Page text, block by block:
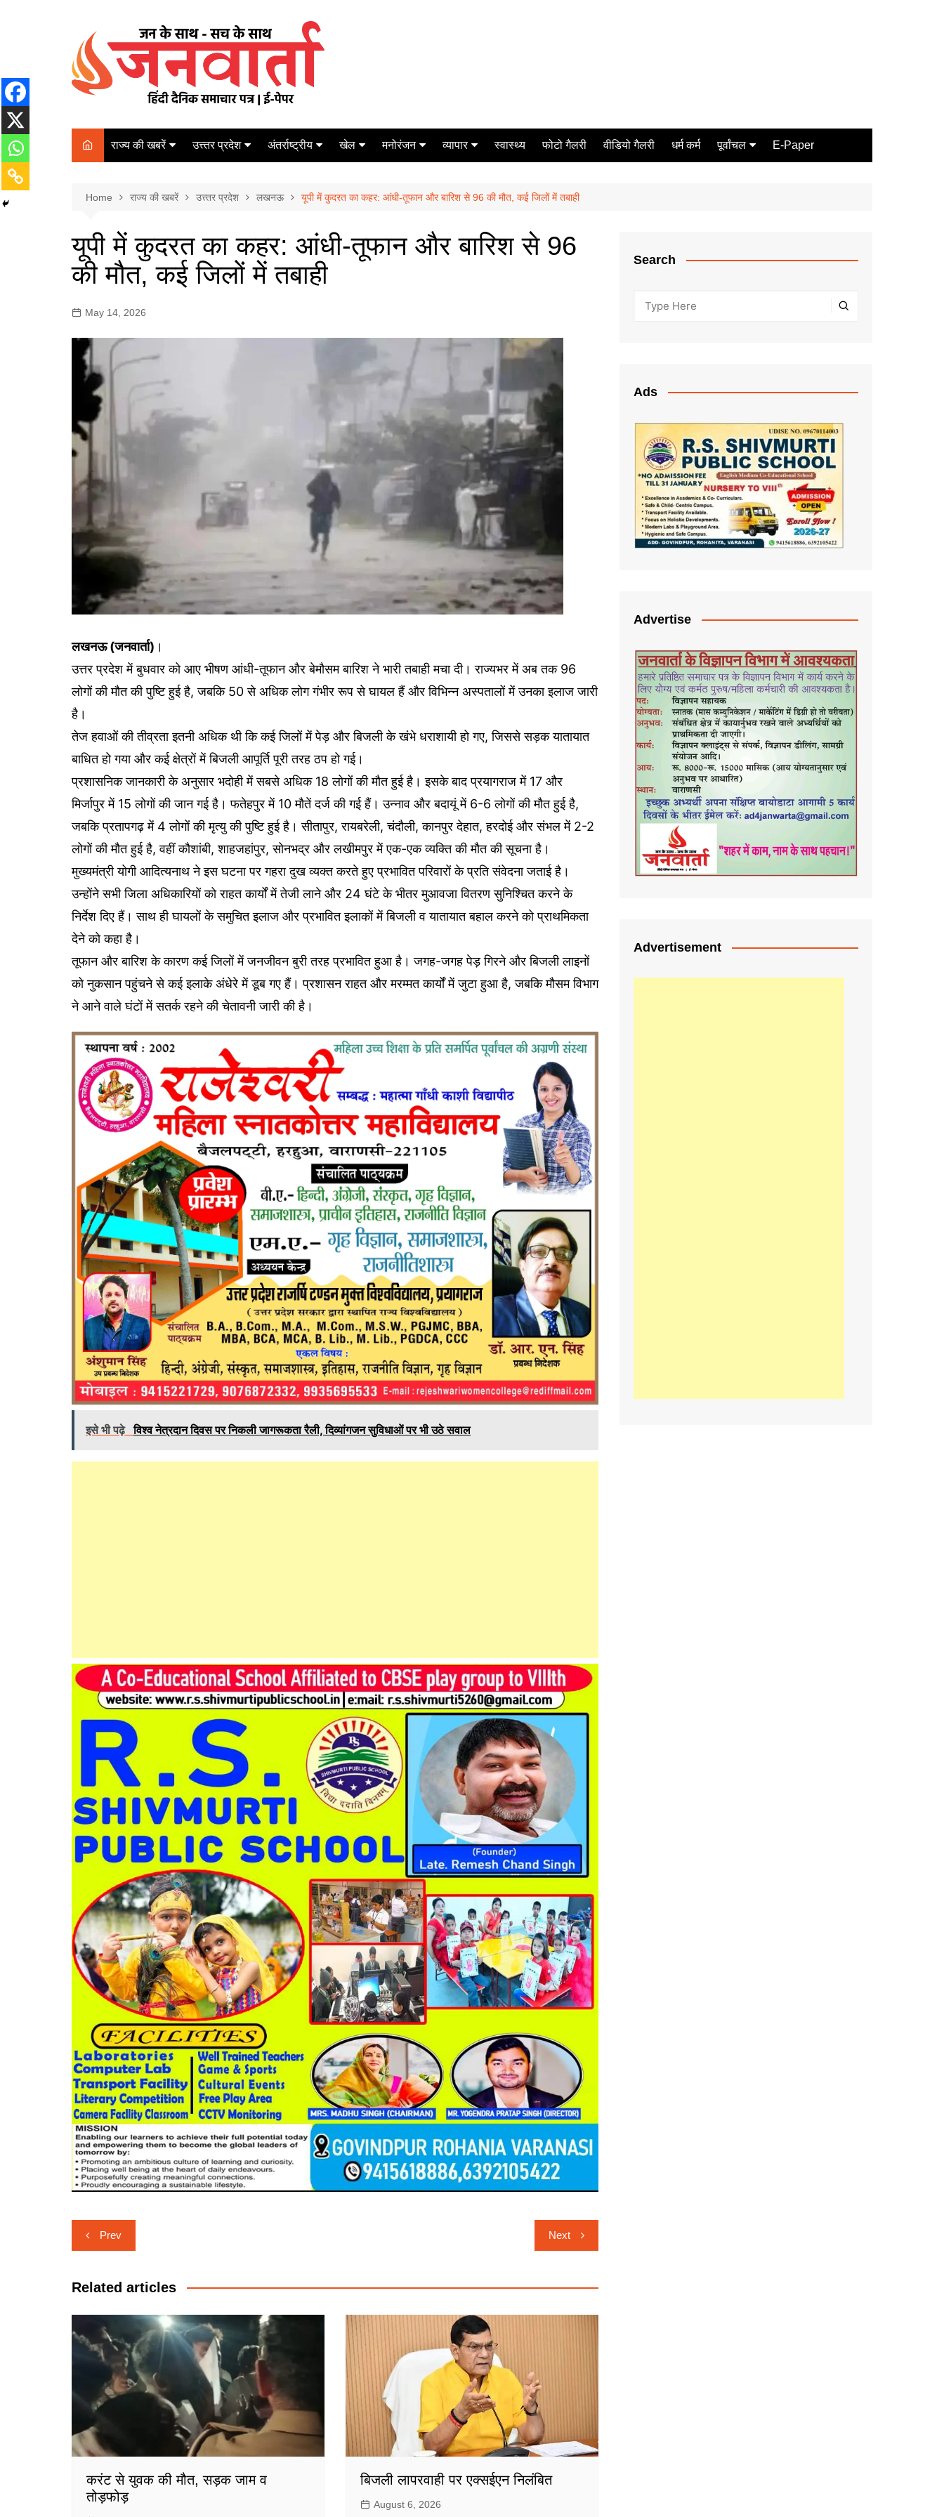
राज्य की खबरें
पटना
कोलकाता
नई दिल्ली
मुम्बई
उत्त्तर प्रदेश
कानपुर
आज़मगढ़
ग़ाज़ीपुर
लखनऊ
अंतर्राष्ट्रीय खेल
टेनिस
मनोरंजन
मिर्च मसाला
व्यापार
ऑटो मोबाइल
स्वास्थ्य फोटो गैलरी वीडियो गैलरी धर्म कर्म पूर्वांचल E-Paper
Home राज्य की खबरें उत्त्तर प्रदेश लखनऊ यूपी में कुदरत का कहर: आंधी-तूफान और बारिश से 96 की मौत, कई जिलों में तबाही
यूपी में कुदरत का कहर: आंधी-तूफान और बारिश से 96
की मौत, कई जिलों में तबाही
May 14, 2026
लखनऊ (जनवार्ता) ।
उत्तर प्रदेश में बुधवार को आए भीषण आंधी-तूफान और बेमौसम बारिश ने भारी तबाही मचा दी। राज्यभर में अब तक 96
लोगों की मौत की पुष्टि हुई है, जबकि 50 से अधिक लोग गंभीर रूप से घायल हैं और विभिन्न अस्पतालों में उनका इलाज जारी
है।
तेज हवाओं की तीव्रता इतनी अधिक थी कि कई जिलों में पेड़ और बिजली के खंभे धराशायी हो गए, जिससे सड़क यातायात
बाधित हो गया और कई क्षेत्रों में बिजली आपूर्ति पूरी तरह ठप हो गई।
प्रशासनिक जानकारी के अनुसार भदोही में सबसे अधिक 18 लोगों की मौत हुई है। इसके बाद प्रयागराज में 17 और
मिर्जापुर में 15 लोगों की जान गई है। फतेहपुर में 10 मौतें दर्ज की गई हैं। उन्नाव और बदायूं में 6-6 लोगों की मौत हुई है,
जबकि प्रतापगढ़ में 4 लोगों की मृत्यु की पुष्टि हुई है। सीतापुर, रायबरेली, चंदौली, कानपुर देहात, हरदोई और संभल में 2-2
लोगों की मौत हुई है, वहीं कौशांबी, शाहजहांपुर, सोनभद्र और लखीमपुर में एक-एक व्यक्ति की मौत की सूचना है।
मुख्यमंत्री योगी आदित्यनाथ ने इस घटना पर गहरा दुख व्यक्त करते हुए प्रभावित परिवारों के प्रति संवेदना जताई है।
उन्होंने सभी जिला अधिकारियों को राहत कार्यों में तेजी लाने और 24 घंटे के भीतर मुआवजा वितरण सुनिश्चित करने के
निर्देश दिए हैं। साथ ही घायलों के समुचित इलाज और प्रभावित इलाकों में बिजली व यातायात बहाल करने को प्राथमिकता
देने को कहा है।
तूफान और बारिश के कारण कई जिलों में जनजीवन बुरी तरह प्रभावित हुआ है। जगह-जगह पेड़ गिरने और बिजली लाइनों
को नुकसान पहुंचने से कई इलाके अंधेरे में डूब गए हैं। प्रशासन राहत और मरम्मत कार्यों में जुटा हुआ है, जबकि मौसम विभाग
ने आने वाले घंटों में सतर्क रहने की चेतावनी जारी की है।
इसे भी पढ़े विश्व नेत्रदान दिवस पर निकली जागरूकता रैली, दिव्यांगजन सुविधाओं पर भी उठे सवाल
Post
navigation
Prev Next
Related articles
करंट से युवक की मौत, सड़क जाम व
तोड़फोड़
बिजली लापरवाही पर एक्सईएन निलंबित
August 6, 2026
Search
Ads
Advertise
Advertisement